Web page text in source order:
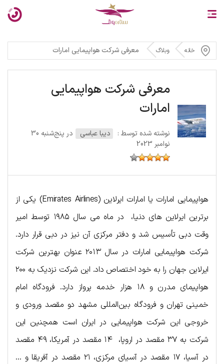
خانه وبلاگ معرفی شرکت هواپیمایی امارات
معرفی شرکت هواپیمایی
امارات
نوشته شده توسط : دیبا عباسی
در پنج‌شنبه 30
نوامبر 2023
هواپیمایی امارات یا امارات ایرلاین (Emirates Airlines) یکی از
برترین ایرلاین های دنیا، در ماه می سال ۱۹۸۵ توسط امیر
وقت دبی تأسیس شد و دفتر مرکزی آن نیز در دبی قرار دارد.
شرکت هواپیمایی امارات در سال ۲۰۱۳ عنوان بهترین شرکت
ایرلاین جهان را به خود اختصاص داد. این شرکت نزدیک به ۲۰۰
هواپیمای مدرن و ۱۸ هزار خدمه پرواز دارد. فرودگاه امام
خمینی تهران و فرودگاه بین‌المللی مشهد دو مقصد ورودی و
خروجی این شرکت هواپیمایی در ایران است همچنین این
شرکت به ۳۷ مقصد در اروپا، ۱۴ مقصد در آمریکا، ۴۹ مقصد
در آسیا، ۱۷ مقصد در آسیای مرکزی، ۲۱ مقصد در آفریقا و …